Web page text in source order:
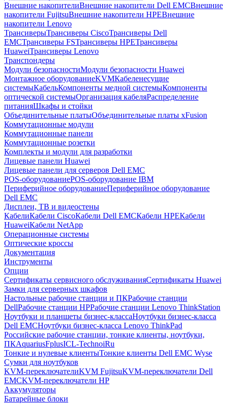
Внешние накопителиВнешние накопители Dell EMCВнешние
накопители FujitsuВнешние накопители HPEВнешние
накопители Lenovo
ТрансиверыТрансиверы CiscoТрансиверы Dell
EMCТрансиверы FSТрансиверы HPEТрансиверы
HuaweiТрансиверы Lenovo
Транспондеры
Модули безопасностиМодули безопасности Huawei
Монтажное оборудованиеKVMКабеленесущие
системыКабельКомпоненты медной системыКомпоненты
оптической системыОрганизация кабеляРаспределение
питанияШкафы и стойки
Объединительные платыОбъединительные платы xFusion
Коммутационные модули
Коммутационные панели
Коммутационные розетки
Комплекты и модули для разработки
Лицевые панели Huawei
Лицевые панели для серверов Dell EMC
POS-оборудованиеPOS-оборудование IBM
Периферийное оборудованиеПериферийное оборудование
Dell EMC
Дисплеи, ТВ и видеостены
КабелиКабели CiscoКабели Dell EMCКабели HPEКабели
HuaweiКабели NetApp
Операционные системы
Оптические кроссы
Документация
Инструменты
Опции
Сертификаты сервисного обслуживанияСертификаты Huawei
Замки для серверных шкафов
Настольные рабочие станции и ПКРабочие станции
DellРабочие станции HPРабочие станции Lenovo ThinkStation
Ноутбуки и планшеты бизнес-классаНоутбуки бизнес-класса
Dell EMCНоутбуки бизнес-класса Lenovo ThinkPad
Российские рабочие станции, тонкие клиенты, ноутбуки,
ПКAquariusFplusICL-TechnoiRu
Тонкие и нулевые клиентыТонкие клиенты Dell EMC Wyse
Сумки для ноутбуков
KVM-переключателиKVM FujitsuKVM-переключатели Dell
EMCKVM-переключатели HP
Аккумуляторы
Батарейные блоки